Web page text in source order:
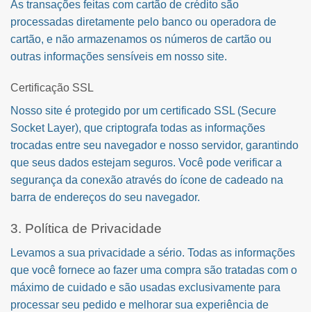
As transações feitas com cartão de crédito são
processadas diretamente pelo banco ou operadora de
cartão, e não armazenamos os números de cartão ou
outras informações sensíveis em nosso site.
Certificação SSL
Nosso site é protegido por um certificado SSL (Secure
Socket Layer), que criptografa todas as informações
trocadas entre seu navegador e nosso servidor, garantindo
que seus dados estejam seguros. Você pode verificar a
segurança da conexão através do ícone de cadeado na
barra de endereços do seu navegador.
3. Política de Privacidade
Levamos a sua privacidade a sério. Todas as informações
que você fornece ao fazer uma compra são tratadas com o
máximo de cuidado e são usadas exclusivamente para
processar seu pedido e melhorar sua experiência de